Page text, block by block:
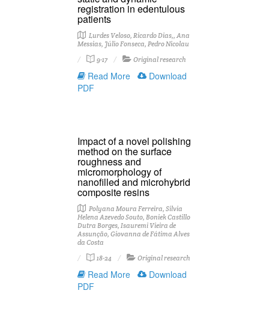
registration in edentulous
patients
Lurdes Veloso, Ricardo Dias,, Ana
Messias, Júlio Fonseca, Pedro Nicolau
9-17
Original research
Read More
Download
PDF
Impact of a novel polishing
method on the surface
roughness and
micromorphology of
nanofilled and microhybrid
composite resins
Polyana Moura Ferreira, Silvia
Helena Azevedo Souto, Boniek Castillo
Dutra Borges, Isauremi Vieira de
Assunção, Giovanna de Fátima Alves
da Costa
18-24
Original research
Read More
Download
PDF